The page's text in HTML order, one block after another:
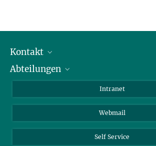
Kontakt
Mitarbeiterverzeichnis
Abteilungen
Kolloidchemie
Nachhaltige und Bio-inspirierte Materialien
Intranet
Webmail
Self Service